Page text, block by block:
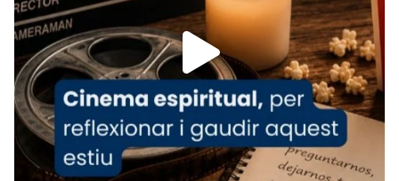
Aquest dilluns, 27 de juliol, ha tingut lloc la
missa d’acció de gràcies en agraïment al
comitè organitzador de la visita apostòlica
del Sant Pare Lleó XIV a Barcelona, i als
col·laboradors, a la Catedral de Barcelona.
L’arquebisbe de Barcelona, el cardenal Joan
Josep Omella, ha presidit la missa i l’ha